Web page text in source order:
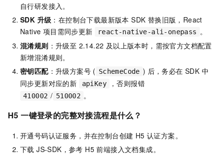
自行研发接入。
SDK 升级 ：在控制台下载最新版本 SDK 替换旧版，React
Native 项目需同步更新
react-native-ali-onepass
。
混淆规则 ：升级至 2.14.22 及以上版本时，需按官方文档配置
新增混淆规则。
密钥匹配：升级方案号 ( SchemeCode ) 后，务必在 SDK 中
同步更新对应的新
apiKey ，否则报错
410002 / 510002 。
H5 一键登录的完整对接流程是什么？
开通号码认证服务，并在控制台创建 H5 认证方案。
下载 JS-SDK，参考 H5 前端接入文档集成。